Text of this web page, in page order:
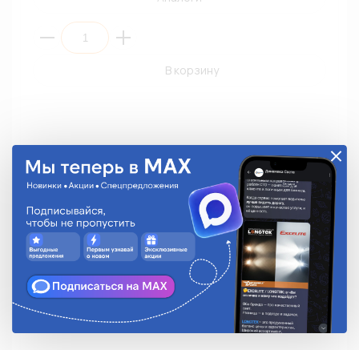
В корзину
Рабочий свет ZOOML WL-331002L 9-32V 18W 6500-
7000К Standard (Bridgelux/6, рассеянный, 160х45х50)